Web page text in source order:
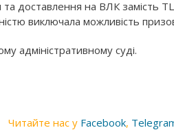
доставлення на ВЛК замість
виключала можливість
адміністративному суді.
Читайте нас у Facebook,